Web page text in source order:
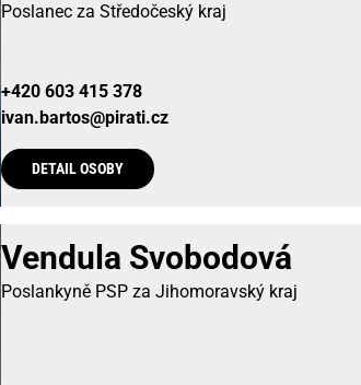
Poslanec za Středočeský kraj
+420 603 415 378
ivan.bartos@pirati.cz
DETAIL OSOBY
Vendula Svobodová
Poslankyně PSP za Jihomoravský kraj